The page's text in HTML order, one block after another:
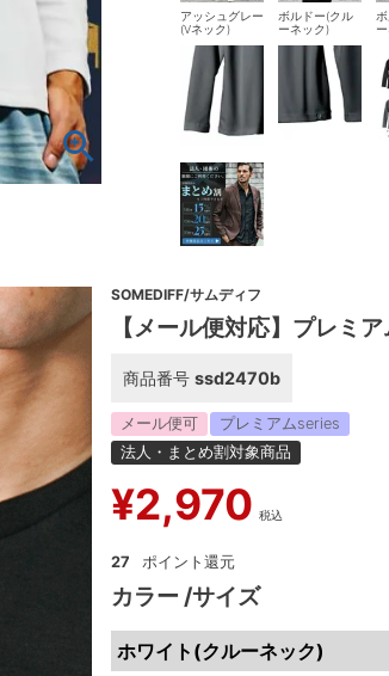
アッシュグレー
(Vネック)
ボルドー(クル
ーネック)
SOMEDIFF/サムディフ
【メール便対応】プレミ
商品番号 ssd2470b
メール便可
プレミアムseries
法人・まとめ割対象商品
¥2,970 税込
27
カラー サイズ
ホワイト(クルーネック)